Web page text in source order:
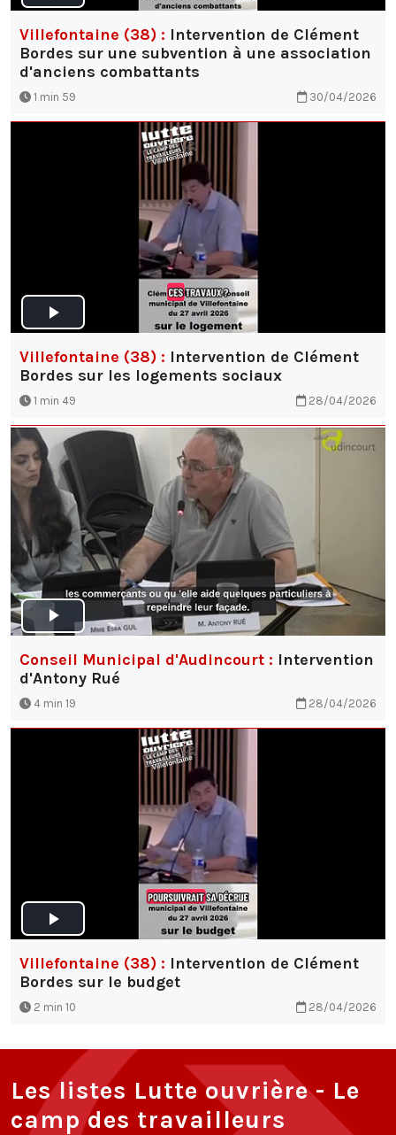
Villefontaine (38) : Intervention de Clément
Bordes sur une subvention à une association
d'anciens combattants
1 min 59 30/04/2026
Villefontaine (38) : Intervention de Clément
Bordes sur les logements sociaux
1 min 49 28/04/2026
Conseil Municipal d'Audincourt : Intervention
d'Antony Rué
4 min 19 28/04/2026
Villefontaine (38) : Intervention de Clément
Bordes sur le budget
2 min 10 28/04/2026
Les listes Lutte ouvrière - Le
camp des travailleurs